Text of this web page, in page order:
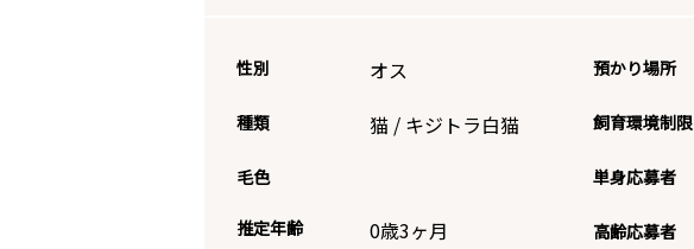
性別 オス
種類 猫 / キジトラ白猫
毛色
推定年齢 0歳3ヶ月
預かり場所
飼育環境制限
単身応募者
高齢応募者